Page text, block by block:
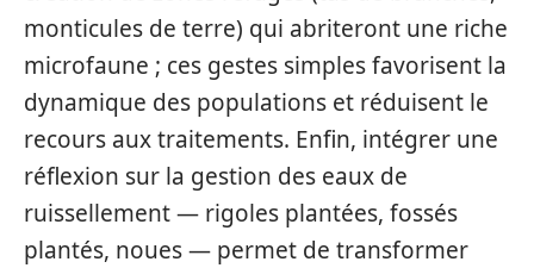
monticules de terre) qui abriteront une riche
microfaune ; ces gestes simples favorisent la
dynamique des populations et réduisent le
recours aux traitements. Enfin, intégrer une
réflexion sur la gestion des eaux de
ruissellement — rigoles plantées, fossés
plantés, noues — permet de transformer